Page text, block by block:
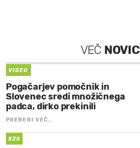
VEČ NOVIC
VIDEO
Pogačarjev pomočnik in
Slovenec sredi množičnega
padca, dirko prekinili
PREBERI VEČ…
KZS